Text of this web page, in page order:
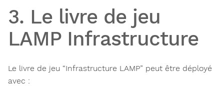
3. Le livre de jeu
LAMP Infrastructure
Le livre de jeu “Infrastructure LAMP” peut être déployé
avec :